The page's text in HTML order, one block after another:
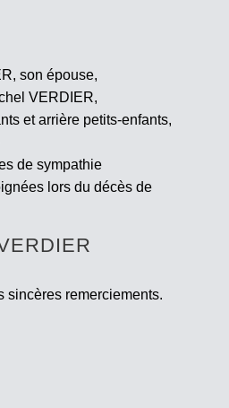
son épouse,
VERDIER,
et arrière petits-enfants,
de sympathie
lors du décès de
sincères remerciements.